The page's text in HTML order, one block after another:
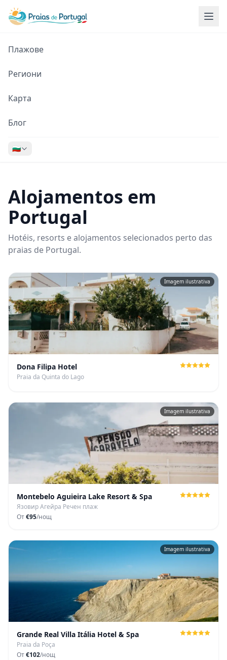
Плажове
Региони
Карта
Блог
🇧🇬
Alojamentos em
Portugal
Hotéis, resorts e alojamentos selecionados perto das
praias de Portugal.
Imagem ilustrativa
Dona Filipa Hotel
Praia da Quinta do Lago
Imagem ilustrativa
Montebelo Aguieira Lake Resort & Spa
Язовир Агейра Речен плаж
От€95/нощ
Imagem ilustrativa
Grande Real Villa Itália Hotel & Spa
Praia da Poça
От€102/нощ